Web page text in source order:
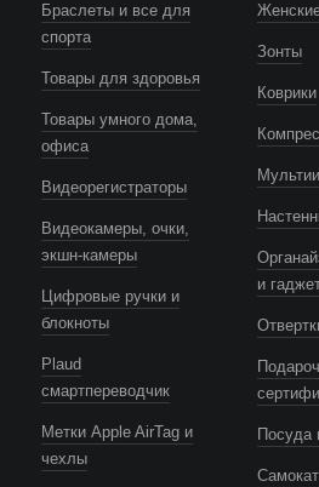
Браслеты и все для
спорта
Товары для здоровья
Товары умного дома,
офиса
Видеорегистраторы
Видеокамеры, очки,
экшн-камеры
Цифровые ручки и
блокноты
Plaud
смартпереводчик
Метки Apple AirTag и
чехлы
Зонты
Коврики
и
Посуда